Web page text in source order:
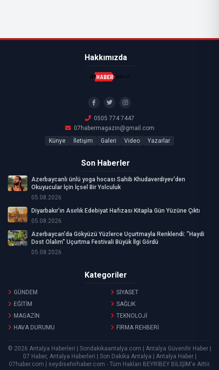
Hakkımızda
0505 774 7447
07habermagazin@gmail.com
Künye
İletişim Galeri Video Yazarlar
Son Haberler
Azerbaycanlı ünlü yoga hocası Sahib Khudaverdiyev'den
Okuyucular İçin İçsel Bir Yolculuk
05.08.2026
Diyarbakır'ın Asırlık Edebiyat Hafızası Kitapla Gün Yüzüne Çıktı
05.08.2026
Azerbaycan'da Gökyüzü Yüzlerce Uçurtmayla Renklendi: "Haydi
Dost Olalım" Uçurtma Festivali Büyük İlgi Gördü
05.08.2026
Kategoriler
GÜNDEM
SİYASET
EĞİTİM
SAĞLIK
MAGAZİN
TEKNOLOJİ
HAVA DURUMU
FİRMA REHBERİ
© 2026 Antalya Haberleri | Sondakikaantalya.com | Antalya Güvenilir Haber |
07 Haber, Antalya Haberleri | Son Dakika Antalya | Antalya Haber |
07haber.com | seydisehirhaber.com - Tüm Hakları BEYRİBEY BİLİŞİM 'e Aittir.